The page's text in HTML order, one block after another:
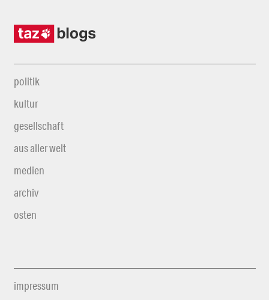
politik
kultur
gesellschaft
aus aller welt
medien
archiv
osten
impressum